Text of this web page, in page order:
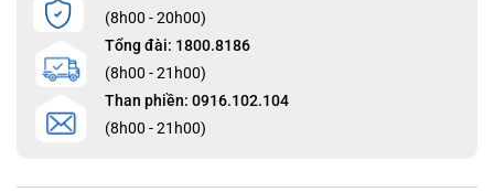
(8h00 - 20h00)
Tổng đài: 1800.8186
(8h00 - 21h00)
Than phiền: 0916.102.104
(8h00 - 21h00)